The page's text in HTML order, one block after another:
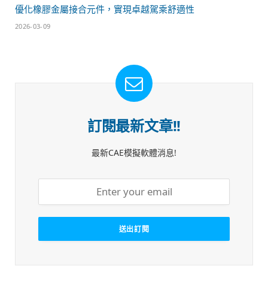
優化橡膠金屬接合元件，實現卓越駕乘舒適性
2026-03-09
訂閱最新文章!!
最新CAE模擬軟體消息!